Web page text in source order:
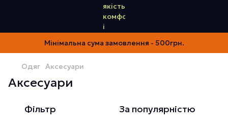
Мінімальна сума замовлення - 500грн.
Одяг Аксесуари
Аксесуари
Фільтр За популярністю